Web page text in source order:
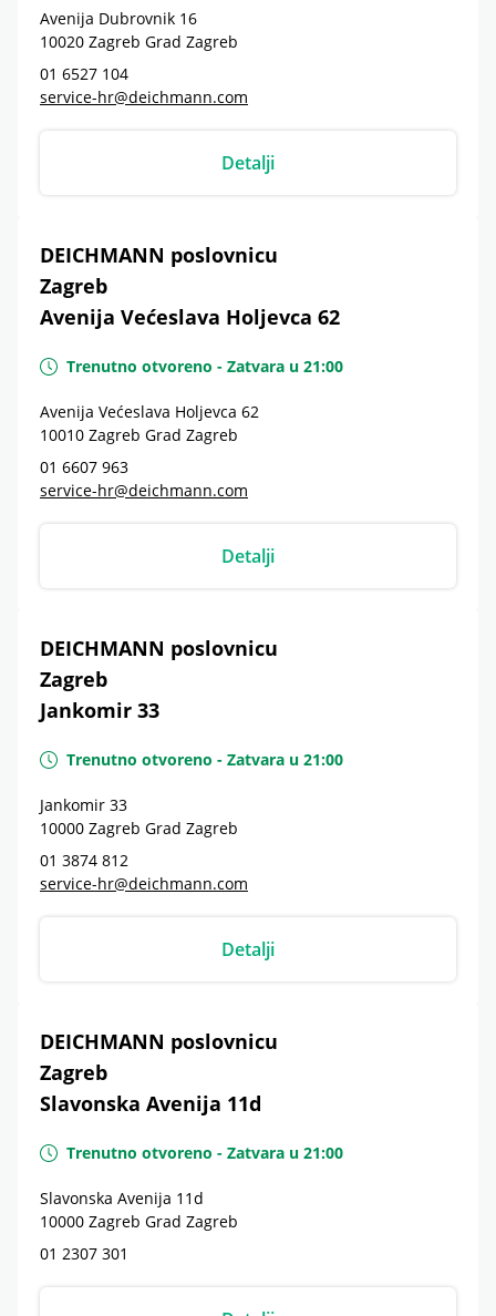
Avenija Dubrovnik 16
10020 Zagreb Grad Zagreb
01 6527 104
service-hr@deichmann.com
Detalji
DEICHMANN poslovnicu
Zagreb
Avenija Većeslava Holjevca 62
Trenutno otvoreno - Zatvara u 21:00
Avenija Većeslava Holjevca 62
10010 Zagreb Grad Zagreb
01 6607 963
service-hr@deichmann.com
Detalji
DEICHMANN poslovnicu
Zagreb
Jankomir 33
Trenutno otvoreno - Zatvara u 21:00
Jankomir 33
10000 Zagreb Grad Zagreb
01 3874 812
service-hr@deichmann.com
Detalji
DEICHMANN poslovnicu
Zagreb
Slavonska Avenija 11d
Trenutno otvoreno - Zatvara u 21:00
Slavonska Avenija 11d
10000 Zagreb Grad Zagreb
01 2307 301